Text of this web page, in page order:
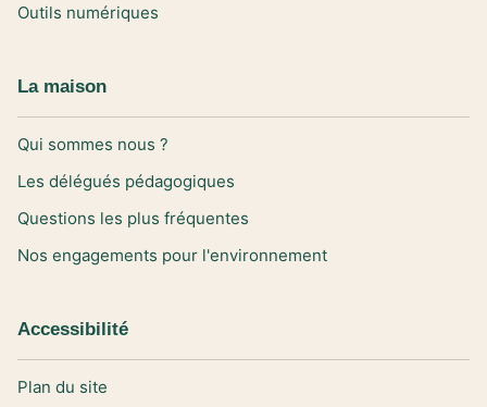
Outils numériques
La maison
Qui sommes nous ?
Les délégués pédagogiques
Questions les plus fréquentes
Nos engagements pour l'environnement
Accessibilité
Plan du site